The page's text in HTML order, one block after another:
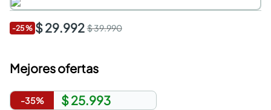
-25% $ 29.992$ 39.990
Mejores ofertas
-35% $ 25.993